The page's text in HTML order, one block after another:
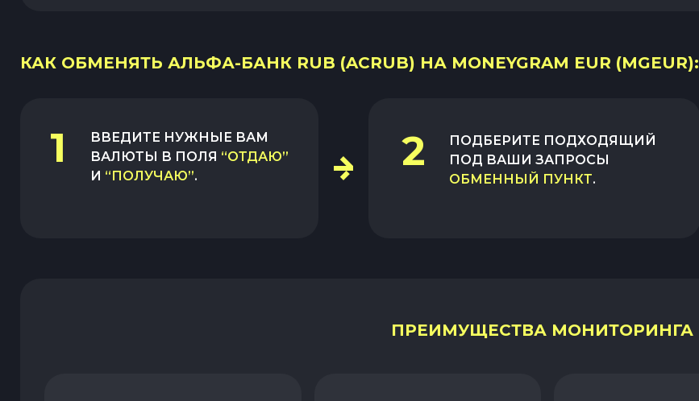
КАК ОБМЕНЯТЬ АЛЬФА-БАНК RUB (ACRUB) НА MONEYGRAM EUR (MGEUR):
1
ВВЕДИТЕ НУЖНЫЕ ВАМ
ВАЛЮТЫ В ПОЛЯ “ОТДАЮ”
И “ПОЛУЧАЮ”.
2
ПОДБЕРИТЕ ПОДХОДЯЩИЙ
ПОД ВАШИ ЗАПРОСЫ
ОБМЕННЫЙ ПУНКТ.
ПРЕИМУЩЕСТВА МОНИТОРИНГА